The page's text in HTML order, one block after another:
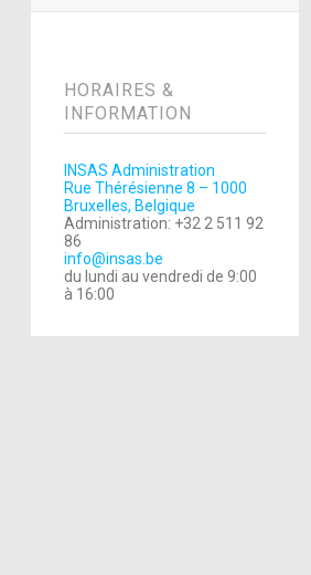
HORAIRES &
INFORMATION
INSAS Administration
Rue Thérésienne 8 – 1000
Bruxelles, Belgique
Administration: +32 2 511 92
86
info@insas.be
du lundi au vendredi de 9:00
à 16:00